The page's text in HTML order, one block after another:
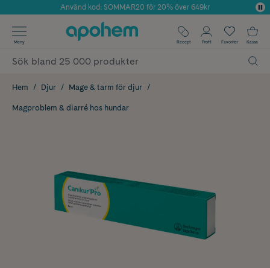
Årets Butik 2025 inom Skönhet
Använd kod: SOMMAR20 för 20% över 649kr
✓ Fri frakt
✓ Poäng på alla köp*
Meny Recept Profil Favoriter Kassa
Hem Djur Mage & tarm för djur
Magproblem & diarré hos hundar